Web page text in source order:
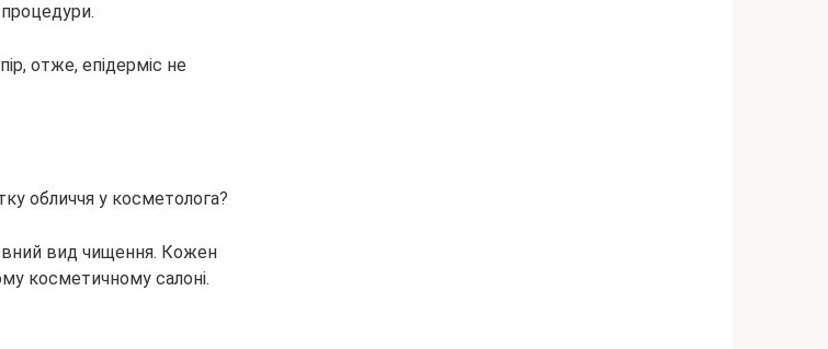
отже, епідерміс не
вид чищення. Кожен
косметичному салоні.